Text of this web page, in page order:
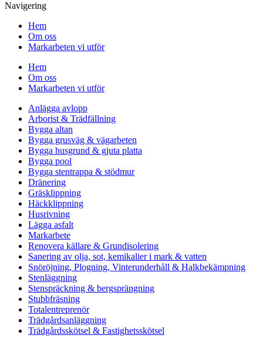
Navigering
Hem
Om oss
Markarbeten vi utför
Hem
Om oss
Markarbeten vi utför
Anlägga avlopp
Arborist & Trädfällning
Bygga altan
Bygga grusväg & vägarbeten
Bygga husgrund & gjuta platta
Bygga pool
Bygga stentrappa & stödmur
Dränering
Gräsklippning
Häckklippning
Husrivning
Lägga asfalt
Markarbete
Renovera källare & Grundisolering
Sanering av olja, sot, kemikalier i mark & vatten
Snöröjning, Plogning, Vinterunderhåll & Halkbekämpning
Stenläggning
Stenspräckning & bergsprängning
Stubbfräsning
Totalentreprenör
Trädgårdsanläggning
Trädgårdsskötsel & Fastighetsskötsel